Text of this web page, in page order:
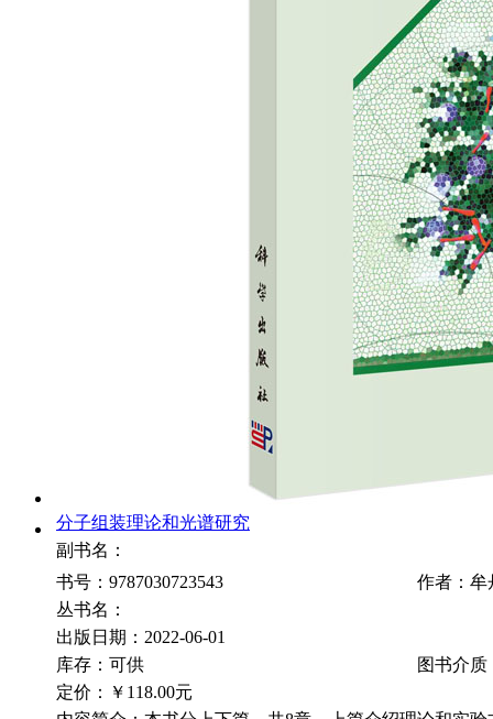
分子组装理论和光谱研究
副书名：
书号：9787030723543
作者：牟
丛书名：
出版日期：2022-06-01
库存：可供
图书介质
定价：
￥118.00元